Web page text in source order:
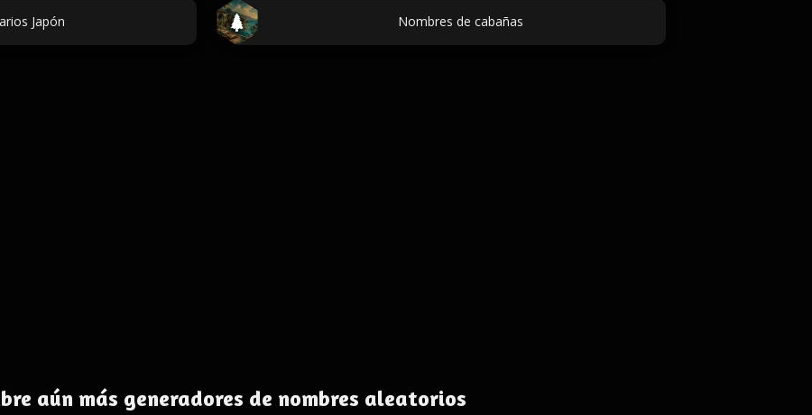
Japón Nombres de cabañas
aún más generadores de nombres aleatorios